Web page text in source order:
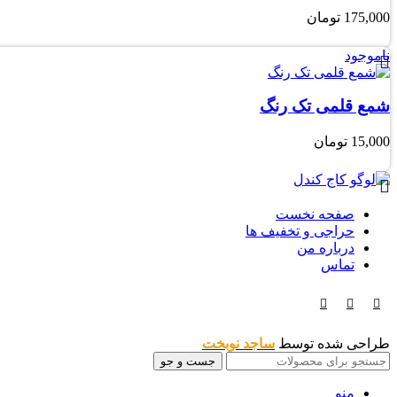
175,000 تومان
ناموجود
شمع قلمی تک رنگ
15,000 تومان
صفحه نخست
حراجی و تخفیف ها
درباره من
تماس
طراحی شده توسط ساجد نوبخت
جست و جو
منو